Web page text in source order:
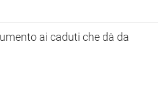
ai caduti che dà da